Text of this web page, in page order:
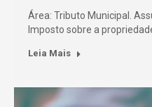
Área: Tributo Municipal.
Imposto sobre a
Leia Mais